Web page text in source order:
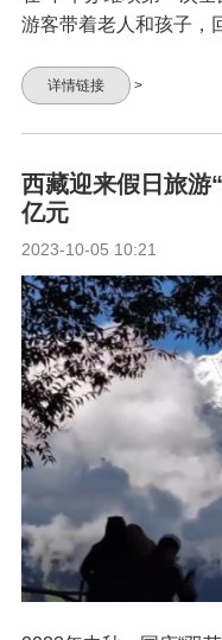
游客带着老人和孩子，
详情链接 >
西藏迎来假日旅游
亿元
2023-10-05 10:21